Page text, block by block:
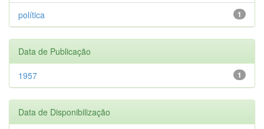
1
política
Data de Publicação
1
1957
Data de Disponibilização